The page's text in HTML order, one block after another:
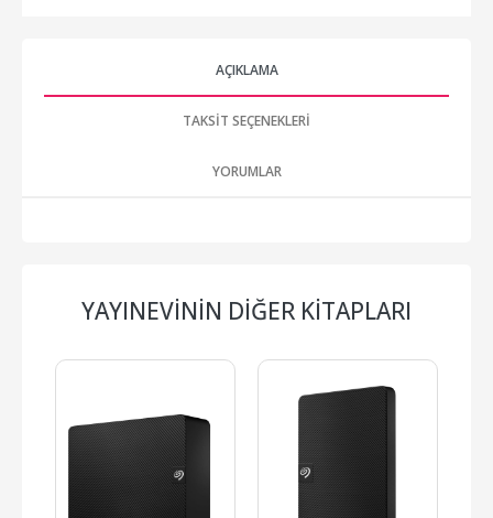
AÇIKLAMA
TAKSIT SEÇENEKLERI
YORUMLAR
YAYINEVININ DIĞER KITAPLARI